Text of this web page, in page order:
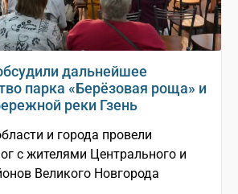
дальнейшее
парка «Берёзовая роща» и
реки Гзень
и города провели
с жителями Центрального и
Великого Новгорода